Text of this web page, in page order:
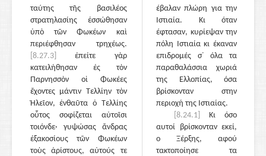
ταύτης τῆς βασιλέος
στρατηλασίης ἑσσώθησαν
ὑπὸ τῶν Φωκέων καὶ
περιέφθησαν τρηχέως.
[8.27.3]
ἐπείτε γὰρ
κατειλήθησαν ἐς τὸν
Παρνησσὸν οἱ Φωκέες
ἔχοντες μάντιν Τελλίην τὸν
Ἠλεῖον, ἐνθαῦτα ὁ Τελλίης
οὗτος σοφίζεται αὐτοῖσι
τοιόνδε· γυψώσας ἄνδρας
ἑξακοσίους τῶν Φωκέων
τοὺς ἀρίστους, αὐτούς τε
έβαλαν πλώρη για την
Ιστιαία. Κι όταν
έφτασαν, κυρίεψαν την
πόλη Ιστιαία κι έκαναν
επιδρομές σ᾽ όλα τα
παραθαλάσσια χωριά
της Ελλοπίας, όσα
βρίσκονταν στην
περιοχή της Ιστιαίας.
[8.24.1]
Κι όσο
αυτοί βρίσκονταν εκεί,
ο Ξέρξης, αφού
τακτοποίησε τα